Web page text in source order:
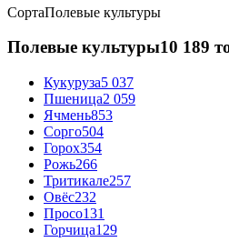
СортаПолевые культуры
Полевые культуры10 189
Кукуруза5 037
Пшеница2 059
Ячмень853
Сорго504
Горох354
Рожь266
Тритикале257
Овёс232
Просо131
Горчица129